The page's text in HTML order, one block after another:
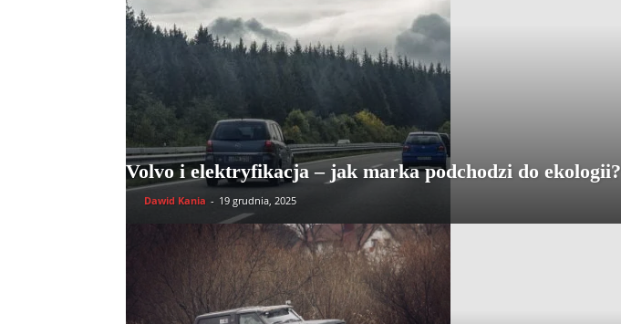
Volvo i elektryfikacja – jak marka podchodzi do ekologii?
Dawid Kania - 19 grudnia, 2025